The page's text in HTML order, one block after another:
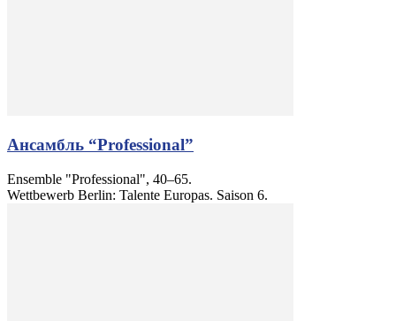
Ансамбль “Professional”
Ensemble "Professional", 40–65.
Wettbewerb Berlin: Talente Europas. Saison 6.